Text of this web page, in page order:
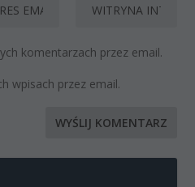
komentarzach przez email.
wpisach przez email.